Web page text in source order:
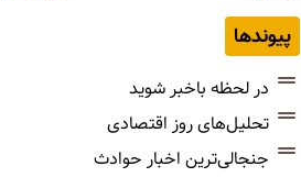
پیوندها
در لحظه باخبر شوید
تحلیل‌های روز اقتصادی
جنجالی‌ترین اخبار حوادث